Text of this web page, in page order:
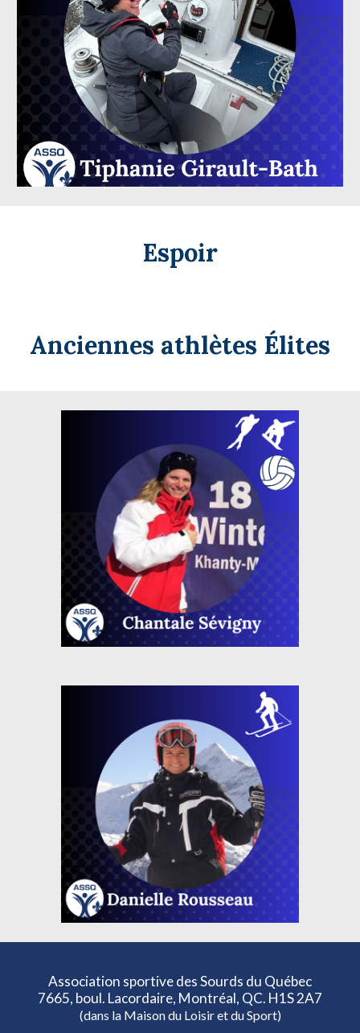
Espoir
Anciennes athlètes Élites
Association sportive des Sourds du Québec
7665, boul. Lacordaire, Montréal, QC. H1S 2A7
(dans la Maison du Loisir et du Sport)